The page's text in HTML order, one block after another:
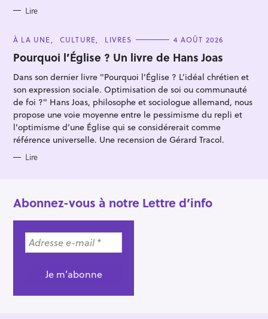
S Lire
C
T
E
O
I
E
S
À LA UNE CULTURE LIVRES 4 AOÛT 2026
Pourquoi l’Église ? Un livre de Hans Joas
Dans son dernier livre "Pourquoi l'Église ? L’idéal chrétien et
son expression sociale. Optimisation de soi ou communauté
de foi ?" Hans Joas, philosophe et sociologue allemand, nous
propose une voie moyenne entre le pessimisme du repli et
l’optimisme d’une Église qui se considérerait comme
référence universelle. Une recension de Gérard Tracol.
Lire
Abonnez-vous à notre Lettre d’info